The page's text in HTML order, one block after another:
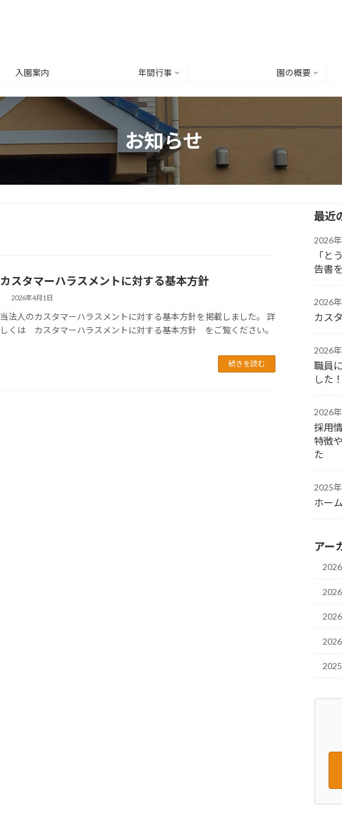
入園案内 年間行事 園の概要
お知らせ
カスタマーハラスメントに対する基本方針
2026年4月1日
当法人のカスタマーハラスメントに対する基本方針を掲載しました。 詳
しくは カスタマーハラスメントに対する基本方針 をご覧ください。
続きを読む
最近
2026
「と
告書
2026
カス
2026
職員
した！
2026
採用
特徴
た
2025
ホー
アー